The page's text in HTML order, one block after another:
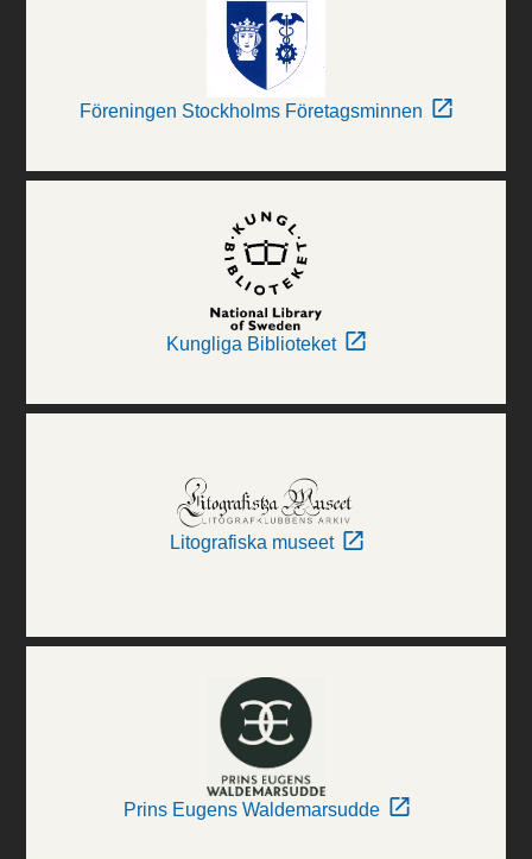
Föreningen Stockholms Företagsminnen
Kungliga Biblioteket
Litografiska museet
Prins Eugens Waldemarsudde